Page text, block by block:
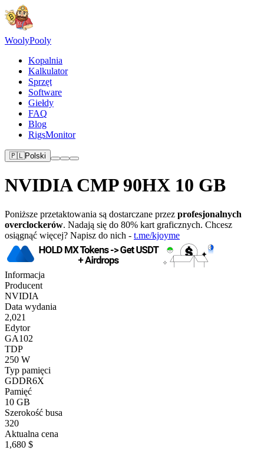
WoolyPooly
Kopalnia
Kalkulator
Sprzęt
Software
Giełdy
FAQ
Blog
RigsMonitor
🇵🇱Polski
NVIDIA CMP 90HX 10 GB
Poniższe przetaktowania są dostarczane przez profesjonalnych
overclockerów. Nadają się do 80% kart graficznych. Chcesz
osiągnąć więcej? Napisz do nich - t.me/kjoyme
Informacja
Producent
NVIDIA
Data wydania
2,021
Edytor
GA102
TDP
250 W
Typ pamięci
GDDR6X
Pamięć
10 GB
Szerokość busa
320
Aktualna cena
1,680 $